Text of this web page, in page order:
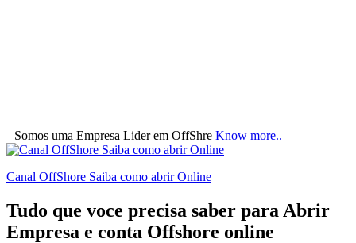
Somos uma Empresa Lider em OffShre Know more..
Canal OffShore Saiba como abrir Online
Tudo que voce precisa saber para Abrir
Empresa e conta Offshore online